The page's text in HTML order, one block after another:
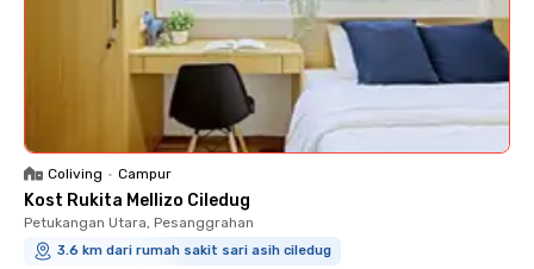
Coliving • Campur
Kost Rukita Mellizo Ciledug
Petukangan Utara, Pesanggrahan
3.6 km dari rumah sakit sari asih ciledug